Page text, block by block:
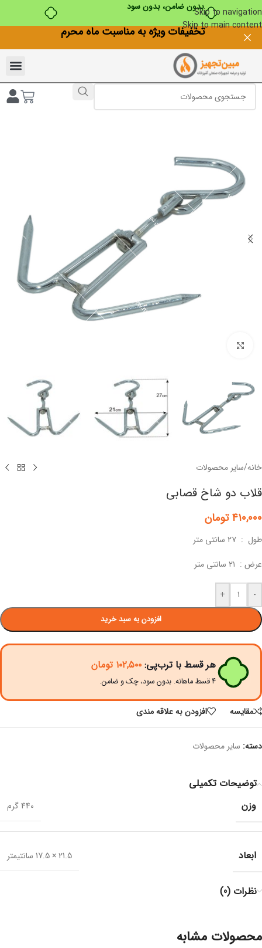
بدون ضامن، بدون سودSkip to navigation
Skip to main contentتخفیفات ویژه به مناسبت ماه محرم
خانه/سایر محصولات
قلاب دو شاخ قصابی
۴۱۰,۰۰۰ تومان
طول : ۲۷ سانتی متر
عرض : ۲۱ سانتی متر
-
+
افزودن به سبد خرید
هر قسط با ترب‌پی: ۱۰۲,۵۰۰ تومان
۴ قسط ماهانه. بدون سود، چک و ضامن.
مقايسه افزودن به علاقه مندی
دسته: سایر محصولات
توضیحات تکمیلی
وزن
440 گرم
ابعاد 21.5 × 17.5 سانتیمتر
نظرات (0)
محصولات مشابه